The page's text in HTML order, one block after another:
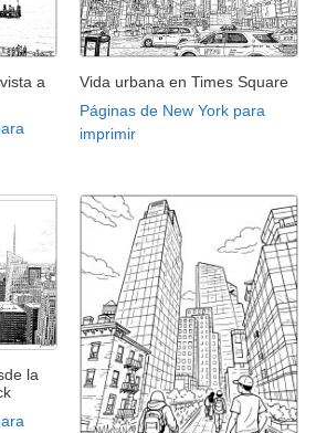
a
Vida urbana en Times Square
Páginas de New York para
imprimir
la